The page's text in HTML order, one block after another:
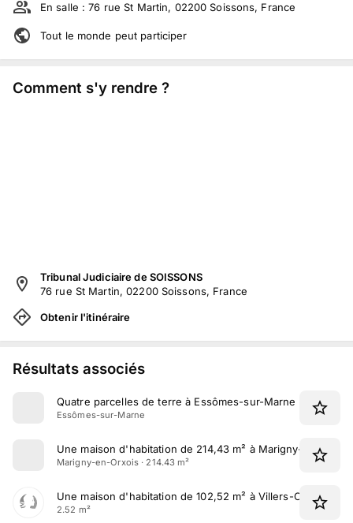
En salle :76 rue St Martin, 02200 Soissons, France
Tout le monde peut participer
Comment s'y rendre ?
Tribunal Judiciaire de SOISSONS
76 rue St Martin, 02200 Soissons, France
Obtenir l'itinéraire
Résultats associés
Quatre parcelles de terre à Essômes-sur-Marne
Essômes-sur-Marne
Une maison d'habitation de 214,43 m² à Marigny-en-Orxois
Marigny-en-Orxois · 214.43 m²
Une maison d'habitation de 102,52 m² à Villers-Cotterêts
2.52 m²